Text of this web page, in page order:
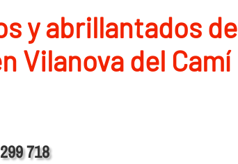
y abrillantados de
Vilanova del Camí
718